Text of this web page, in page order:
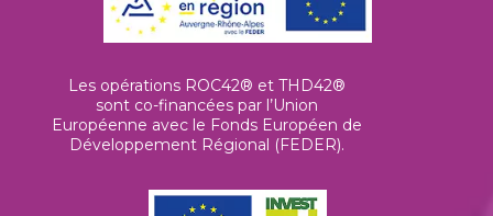
Les opérations ROC42® et THD42®
sont co-financées par l’Union
Européenne avec le Fonds Européen de
Développement Régional (FEDER).